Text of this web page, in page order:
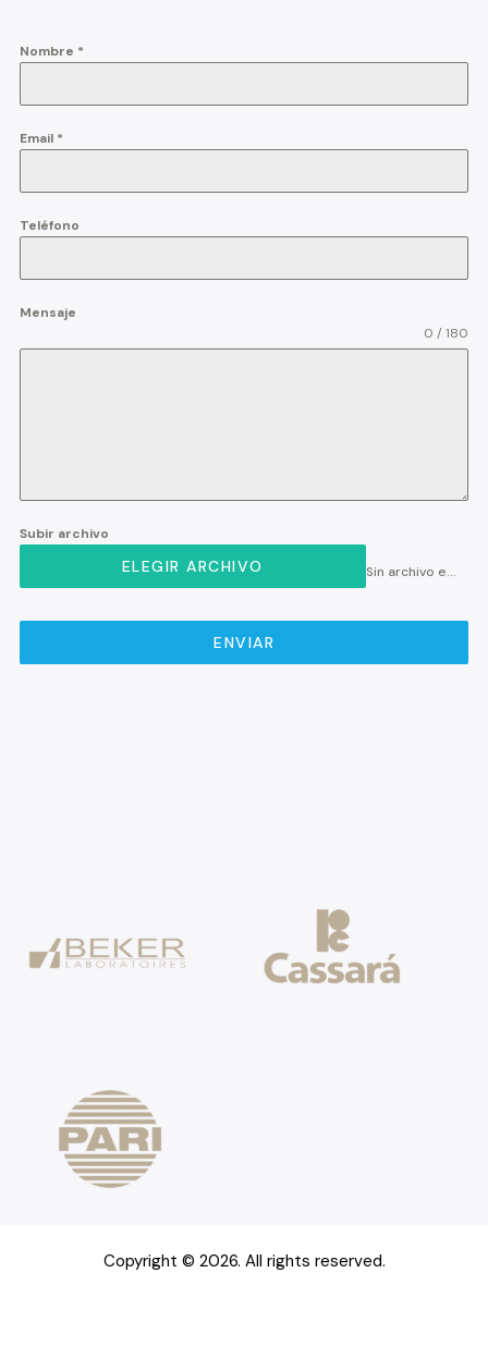
Nombre *
Email *
Teléfono
Mensaje
0 / 180
Subir archivo
ELEGIR ARCHIVO Sin archivo elegido
ENVIAR
Copyright © 2026. All rights reserved.